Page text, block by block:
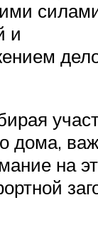
и
дома,
на